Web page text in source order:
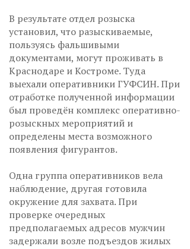
В результате отдел розыска
установил, что разыскиваемые,
пользуясь фальшивыми
документами, могут проживать в
Краснодаре и Костроме. Туда
выехали оперативники ГУФСИН. При
отработке полученной информации
был проведён комплекс оперативно-
розыскных мероприятий и
определены места возможного
появления фигурантов.
Одна группа оперативников вела
наблюдение, другая готовила
окружение для захвата. При
проверке очередных
предполагаемых адресов мужчин
задержали возле подъездов жилых